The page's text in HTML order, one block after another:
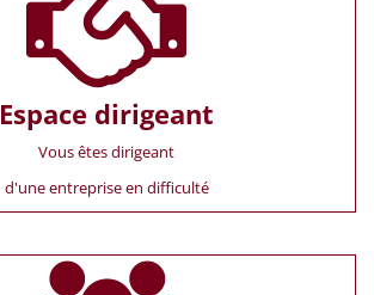
Espace dirigeant
Vous êtes dirigeant
d'une entreprise en difficulté